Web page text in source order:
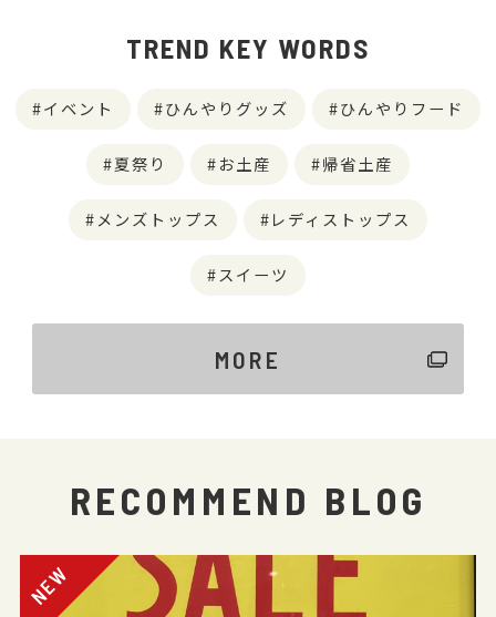
TREND KEY WORDS
イベント ひんやりグッズ ひんやりフード
夏祭り お土産 帰省土産
メンズトップス レディストップス
スイーツ
MORE
RECOMMEND BLOG